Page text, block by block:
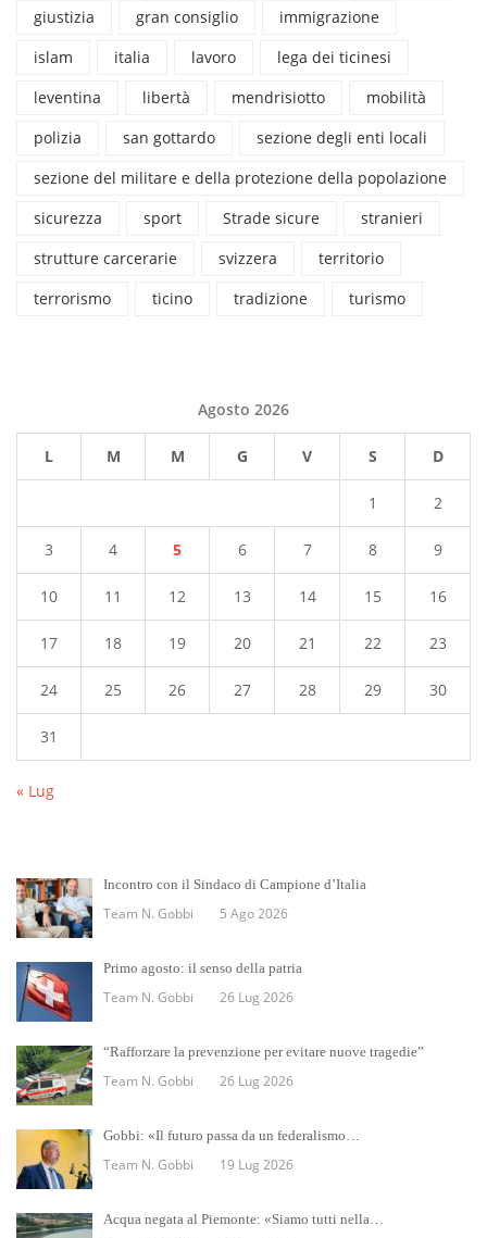
giustizia
gran consiglio
immigrazione
islam
italia lavoro
lega dei ticinesi
leventina
libertà mendrisiotto
mobilità
polizia
san gottardo
sezione degli enti locali
sezione del militare e della protezione della popolazione
sicurezza
sport Strade sicure
stranieri
strutture carcerarie
svizzera
territorio
terrorismo
ticino tradizione turismo
Agosto 2026
L M M G V S D
1 2
3 4 5 6 7 8 9
10 11 12 13 14 15 16
17 18 19 20 21 22 23
24 25 26 27 28 29 30
31
« Lug
Incontro con il Sindaco di Campione d’Italia
Team N. Gobbi 5 Ago 2026
Primo agosto: il senso della patria
Team N. Gobbi 26 Lug 2026
“Rafforzare la prevenzione per evitare nuove tragedie”
Team N. Gobbi 26 Lug 2026
Gobbi: «Il futuro passa da un federalismo…
Team N. Gobbi 19 Lug 2026
Acqua negata al Piemonte: «Siamo tutti nella…